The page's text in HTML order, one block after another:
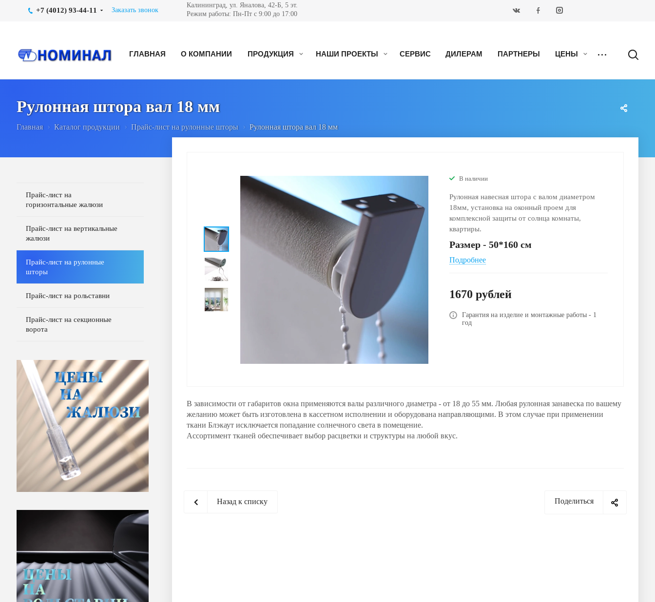
+7 (4012) 93-44-11 Заказать звонок
Калининград, ул. Яналова, 42-Б, 5 эт.
Режим работы: Пн-Пт с 9:00 до 17:00
ГЛАВНАЯ О КОМПАНИИ ПРОДУКЦИЯ НАШИ ПРОЕКТЫ СЕРВИС ДИЛЕРАМ ПАРТНЕРЫ ЦЕНЫ
Рулонная штора вал 18 мм
Главная Каталог продукции Прайс-лист на рулонные шторы Рулонная штора вал 18 мм
В наличии
Рулонная навесная штора с валом диаметром
18мм, установка на оконный проем для
комплексной защиты от солнца комнаты,
квартиры.
Размер - 50*160 см
Подробнее
1670 рублей
Гарантия на изделие и монтажные работы - 1
год
В зависимости от габаритов окна применяются валы различного диаметра - от 18 до 55 мм. Любая рулонная занавеска по вашему
желанию может быть изготовлена в кассетном исполнении и оборудована направляющими. В этом случае при применении
ткани Блэкаут исключается попадание солнечного света в помещение.
Ассортимент тканей обеспечивает выбор расцветки и структуры на любой вкус.
Поделиться
Назад к списку
Прайс-лист на
горизонтальные жалюзи
Прайс-лист на вертикальные
жалюзи
Прайс-лист на рулонные
шторы
Прайс-лист на рольставни
Прайс-лист на секционные
ворота